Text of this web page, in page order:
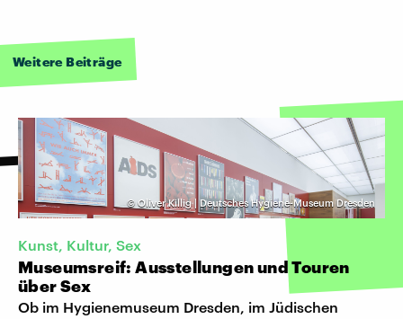
Weitere Beiträge
© Oliver Killig | Deutsches Hygiene-Museum Dresden
Kunst, Kultur, Sex
Museumsreif: Ausstellungen und Touren
über Sex
Ob im Hygienemuseum Dresden, im Jüdischen